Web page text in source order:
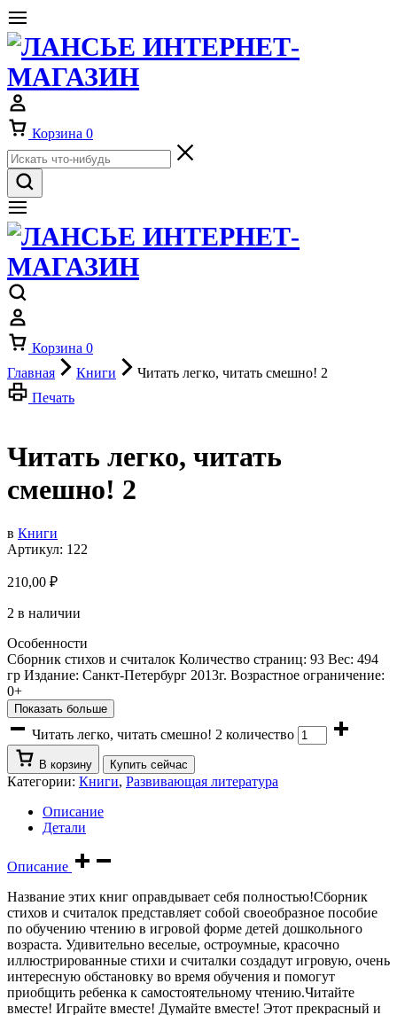
Корзина 0
Корзина 0
Главная
Книги
Читать легко, читать смешно! 2
Печать
Читать легко, читать
смешно! 2
в Книги
Артикул: 122
210,00 ₽
2 в наличии
Особенности
Сборник стихов и считалок Количество страниц: 93 Вес: 494
гр Издание: Санкт-Петербург 2013г. Возрастное ограничение:
0+
Показать больше
Читать легко, читать смешно! 2 количество
В корзину Купить сейчас
Категории: Книги, Развивающая литература
Описание
Детали
Описание
Название этих книг оправдывает себя полностью!Сборник
стихов и считалок представляет собой своеобразное пособие
по обучению чтению в игровой форме детей дошкольного
возраста. Удивительно веселые, остроумные, красочно
иллюстрированные стихи и считалки создадут игровую, очень
интересную обстановку во время обучения и помогут
приобщить ребенка к самостоятельному чтению.Читайте
вместе! Играйте вместе! Думайте вместе! Этот прекрасный и